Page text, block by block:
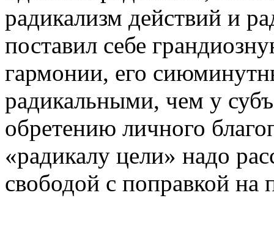
радикализм действий и
поставил себе
гармонии, его
радикальными, чем у
обретению личного
«радикалу цели» надо
свободой с поправкой на